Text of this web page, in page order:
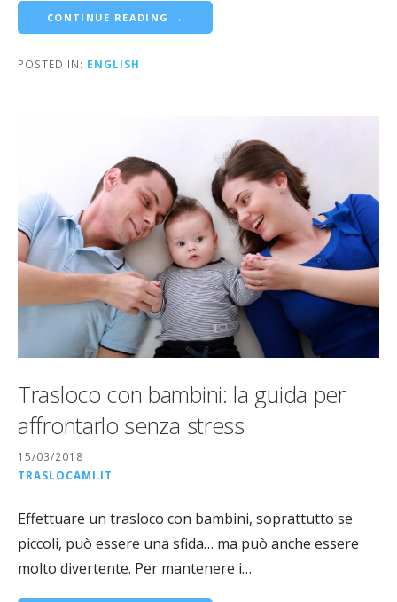
CONTINUE READING →
POSTED IN: ENGLISH
Trasloco con bambini: la guida per
affrontarlo senza stress
15/03/2018
TRASLOCAMI.IT
Effettuare un trasloco con bambini, soprattutto se
piccoli, può essere una sfida… ma può anche essere
molto divertente. Per mantenere i…